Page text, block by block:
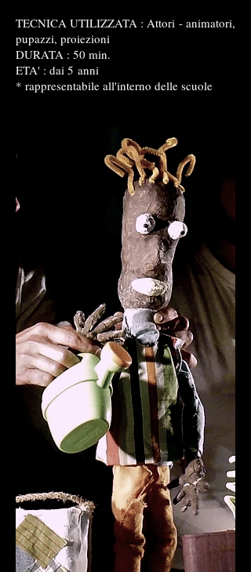
TECNICA UTILIZZATA : Attori - animatori,
pupazzi, proiezioni
DURATA : 50 min.
ETA' : dai 5 anni
* rappresentabile all'interno delle scuole